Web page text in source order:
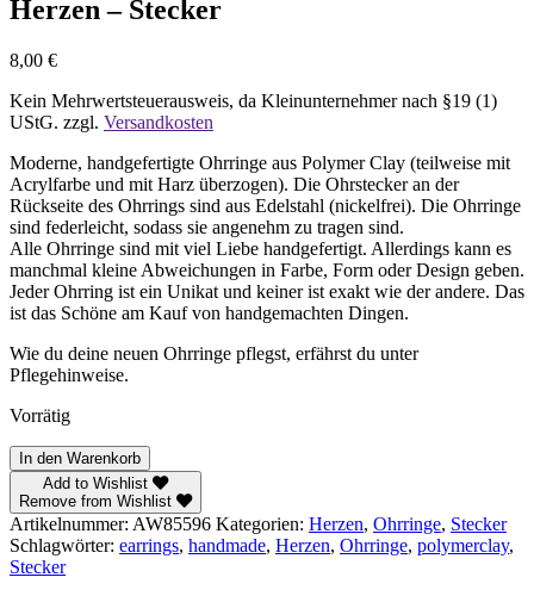
Herzen – Stecker
8,00 €
Kein Mehrwertsteuerausweis, da Kleinunternehmer nach §19 (1)
UStG. zzgl. Versandkosten
Moderne, handgefertigte Ohrringe aus Polymer Clay (teilweise mit
Acrylfarbe und mit Harz überzogen). Die Ohrstecker an der
Rückseite des Ohrrings sind aus Edelstahl (nickelfrei). Die Ohrringe
sind federleicht, sodass sie angenehm zu tragen sind.
Alle Ohrringe sind mit viel Liebe handgefertigt. Allerdings kann es
manchmal kleine Abweichungen in Farbe, Form oder Design geben.
Jeder Ohrring ist ein Unikat und keiner ist exakt wie der andere. Das
ist das Schöne am Kauf von handgemachten Dingen.
Wie du deine neuen Ohrringe pflegst, erfährst du unter
Pflegehinweise.
Vorrätig
Herzen
–
Stecker
Menge
In den Warenkorb
Add to Wishlist
Remove from Wishlist
Artikelnummer: AW85596 Kategorien: Herzen, Ohrringe, Stecker
Schlagwörter: earrings, handmade, Herzen, Ohrringe, polymerclay,
Stecker